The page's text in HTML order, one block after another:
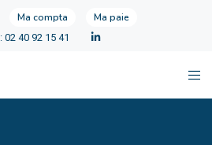
Ma compta Ma paie
: 02 40 92 15 41